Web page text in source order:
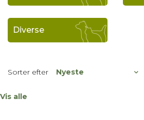
Diverse
Sorter efter
Vis alle